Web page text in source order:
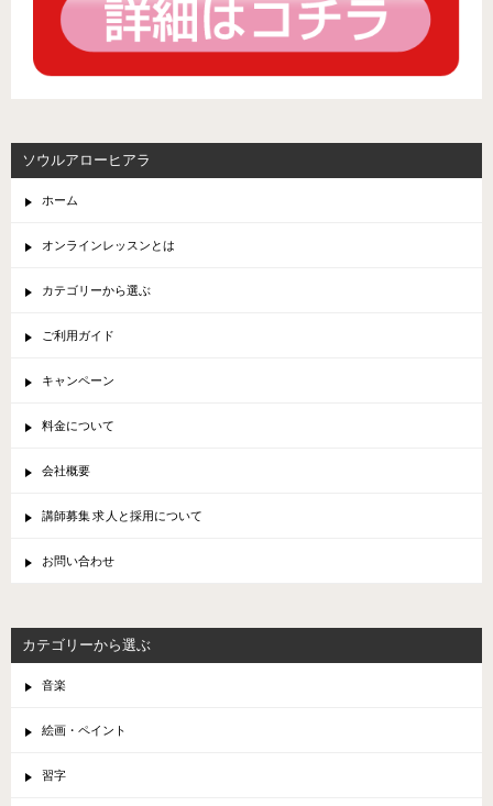
ソウルアローヒアラ
ホーム
オンラインレッスンとは
カテゴリーから選ぶ
ご利用ガイド
キャンペーン
料金について
会社概要
講師募集 求人と採用について
お問い合わせ
カテゴリーから選ぶ
音楽
絵画・ペイント
習字